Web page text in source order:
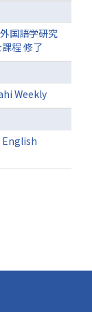
国語学研究
程 修了
Weekly